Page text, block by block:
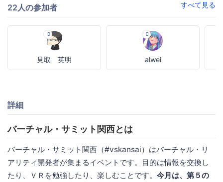
22人の参加者 すべて見る
見取 英明 alwei
詳細
バーチャル・サミット関西とは
バーチャル・サミット関西（#vskansai）はバーチャル・リ
アリティ開発者が集まるイベントです。目的は情報を交換し
たり、ＶＲを勉強したり、楽しむことです。 今月は、第５の